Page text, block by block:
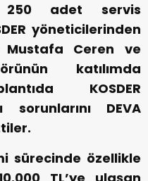
adet servis
yöneticilerinden
Mustafa Ceren ve
katılımda
KOSDER
sorunlarını DEVA
sürecinde özellikle